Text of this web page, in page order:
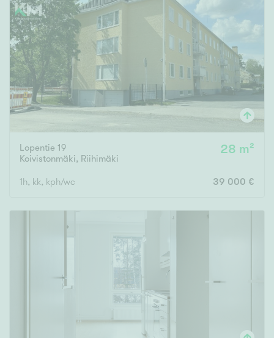
Lopentie 19
Koivistonmäki, Riihimäki
28 m²
1h, kk, kph/wc 39 000 €